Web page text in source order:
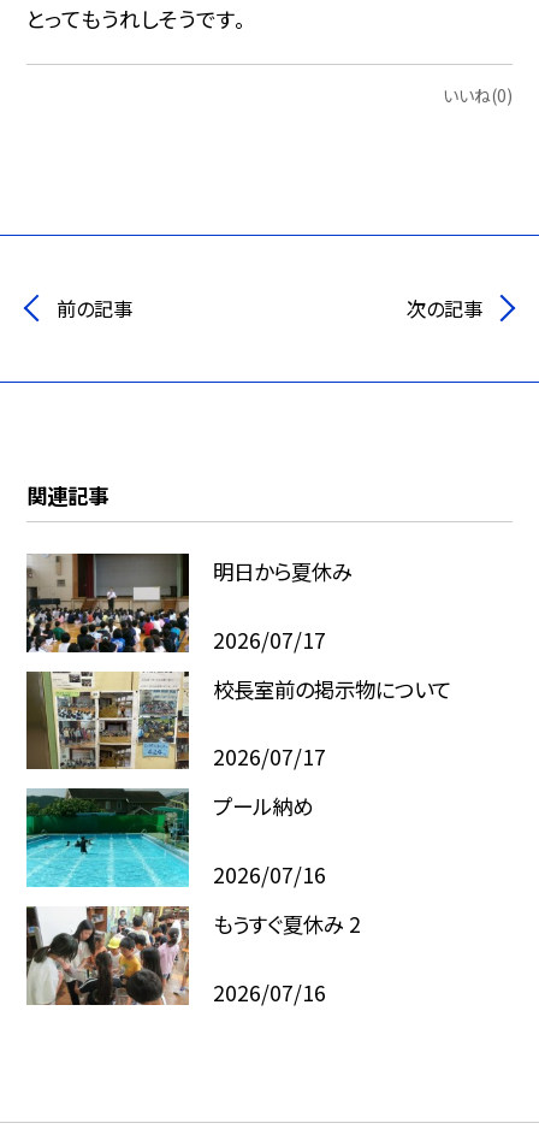
とってもうれしそうです。
いいね(0)
前の記事 次の記事
関連記事
明日から夏休み
2026/07/17
校長室前の掲示物について
2026/07/17
プール納め
2026/07/16
もうすぐ夏休み 2
2026/07/16